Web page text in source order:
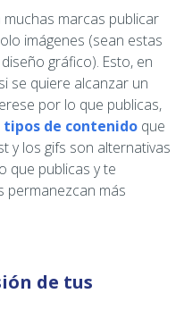
marcas publicar
imágenes (sean estas
gráfico). Esto, en
se quiere alcanzar un
por lo que publicas,
tipos de contenido que
y los gifs son alternativas
que publicas y te
permanezcan más
de tus